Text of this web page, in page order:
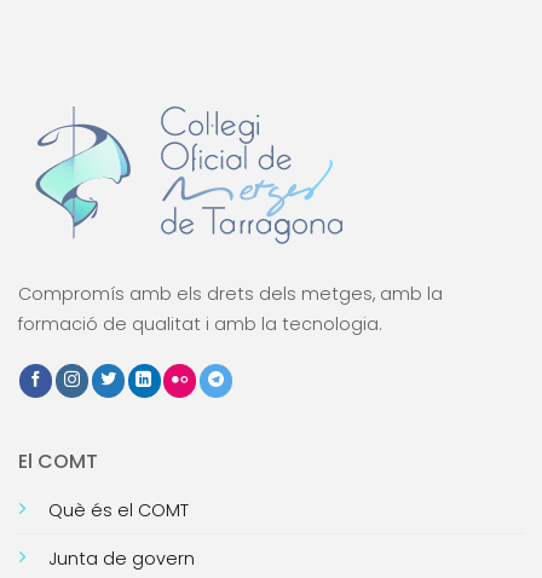
Compromís amb els drets dels metges, amb la
formació de qualitat i amb la tecnologia.
El COMT
Què és el COMT
Junta de govern